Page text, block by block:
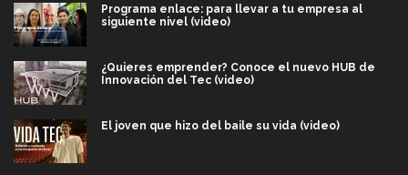
Programa enlace: para llevar a tu empresa al
siguiente nivel (video)
¿Quieres emprender? Conoce el nuevo HUB de
Innovación del Tec (video)
El joven que hizo del baile su vida (video)